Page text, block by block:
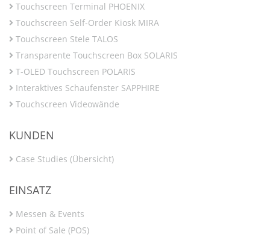
Touchscreen Terminal PHOENIX
Touchscreen Self-Order Kiosk MIRA
Touchscreen Stele TALOS
Transparente Touchscreen Box SOLARIS
T-OLED Touchscreen POLARIS
Interaktives Schaufenster SAPPHIRE
Touchscreen Videowände
KUNDEN
Case Studies (Übersicht)
EINSATZ
Messen & Events
Point of Sale (POS)